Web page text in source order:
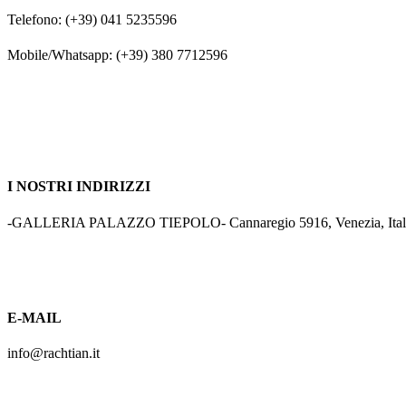
Telefono: (+39) 041 5235596
Mobile/Whatsapp: (+39) 380 7712596
I NOSTRI INDIRIZZI
-GALLERIA PALAZZO TIEPOLO- Cannaregio 5916, Venezia,
E-MAIL
info@rachtian.it